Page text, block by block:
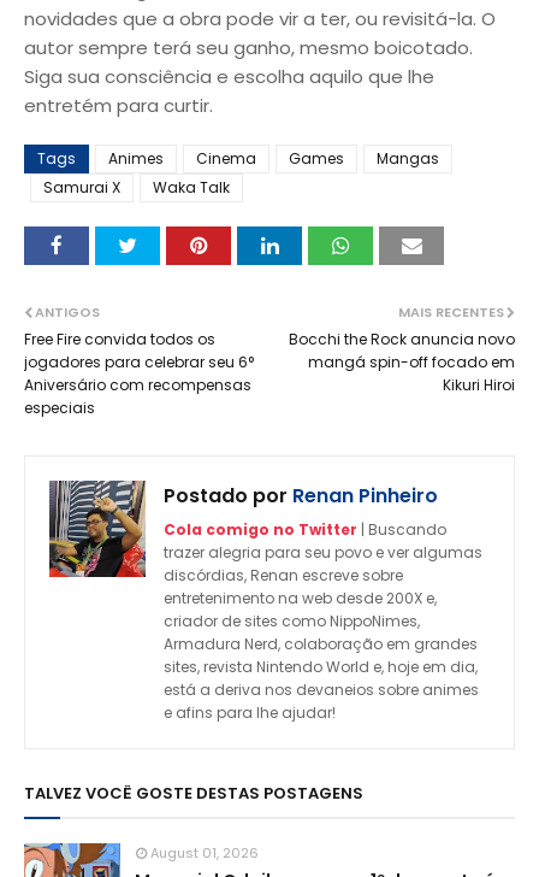
novidades que a obra pode vir a ter, ou revisitá-la. O
autor sempre terá seu ganho, mesmo boicotado.
Siga sua consciência e escolha aquilo que lhe
entretém para curtir.
Tags Animes Cinema Games
Mangas
Samurai X
Waka Talk
MAIS RECENTES
Bocchi the Rock anuncia novo
mangá spin-off focado em
Kikuri Hiroi
ANTIGOS
Free Fire convida todos os
jogadores para celebrar seu 6°
Aniversário com recompensas
especiais
Postado por Renan Pinheiro
Cola comigo no Twitter | Buscando
trazer alegria para seu povo e ver algumas
discórdias, Renan escreve sobre
entretenimento na web desde 200X e,
criador de sites como NippoNimes,
Armadura Nerd, colaboração em grandes
sites, revista Nintendo World e, hoje em dia,
está a deriva nos devaneios sobre animes
e afins para lhe ajudar!
TALVEZ VOCÊ GOSTE DESTAS POSTAGENS
August 01, 2026